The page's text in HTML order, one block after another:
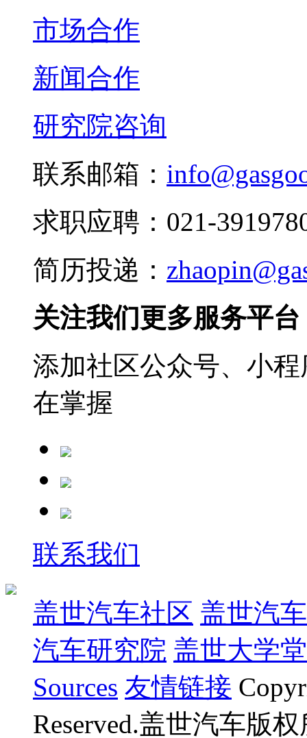
市场合作
新闻合作
研究院咨询
联系邮箱：
求职应聘：021-
简历投递：
关注我们更多服务平台
添加社区公众号、小
在掌握
联系我们
盖世汽车社区 盖世汽
汽车研究院 盖世大学堂
Sources 友情链接
Reserved.盖世汽车版